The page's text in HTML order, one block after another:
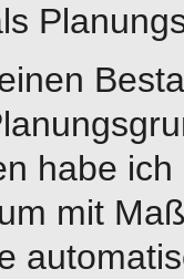
habe
mit